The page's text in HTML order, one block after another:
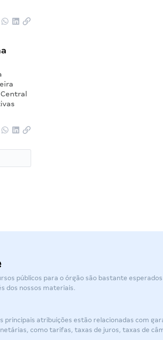
públicos para o órgão são bastante
dos nossos materiais.
principais atribuições estão relacionadas com
como tarifas, taxas de juros, taxas de